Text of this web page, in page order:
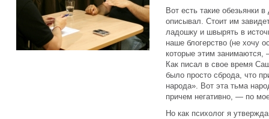
Вот есть такие обезьянки
описывал. Стоит им
ладошку и швырять в
наше блогерство (не хочу
которые этим занимаются,
Как писал в свое время
было просто сброда, что
народа». Вот эта тьма
причем негативно, — по
Но как психолог я